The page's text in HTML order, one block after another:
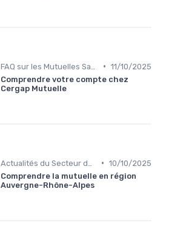
• 11/10/2025
Comprendre votre compte chez
Cergap Mutuelle
• 10/10/2025
Comprendre la mutuelle en région
Auvergne-Rhône-Alpes